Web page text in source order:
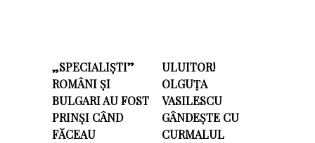
„SPECIALIȘTI”
ROMÂNI ȘI
BULGARI AU FOST
PRINȘI CÂND
FĂCEAU
ULUITOR!
OLGUȚA
VASILESCU
GÂNDEȘTE CU
CURMALUL